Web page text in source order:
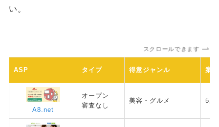
い。
スクロールできます
ASP タイプ 得意ジャンル 案
A8.net
オープン
審査なし
美容・グルメ